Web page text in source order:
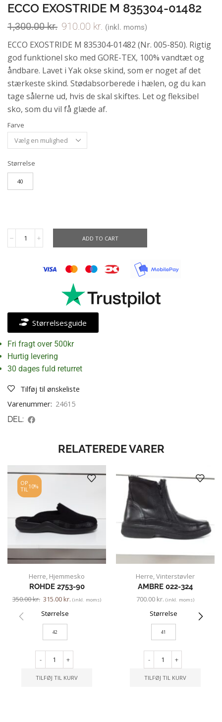
ECCO EXOSTRIDE M 835304-01482
1,300.00kr. 910.00 kr. (inkl. moms)
ECCO EXOSTRIDE M 835304-01482 (Nr. 005-850). Rigtig
god funktionel sko med GORE-TEX, 100% vandtæt og
åndbare. Lavet i Yak okse skind, som er noget af det
stærkeste skind. Stødabsorberede i hælen, og du kan
tage sålerne ud, hvis de skal skiftes. Let og fleksibel
sko, som du vil få glæde af.
Farve
Størrelse
40
ADD TO CART
Størrelsesguide
Fri fragt over 500kr
Hurtig levering
30 dages fuld returret
Tilføj til ønskeliste
Varenummer: 24615
DEL:
RELATEREDE VARER
OP
TIL10%
Herre, Hjemmesko
ROHDE 2753-90
350.00kr. 315.00kr. (inkl. moms)
Størrelse
42
- +
TILFØJ TIL KURV
Herre,Vinterstøvler
AMBRE 022-324
700.00 kr. (inkl. moms)
Størrelse
41
- +
TILFØJ TIL KURV